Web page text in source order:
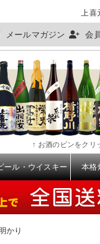
上喜
メールマガジン 会
↑ お酒のビンをクリ
ール・ウイスキー 本格
かり